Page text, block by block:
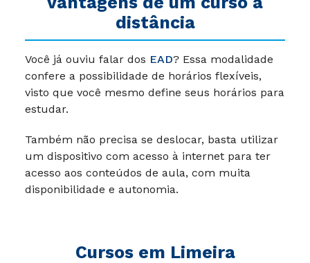
distância
Você já ouviu falar dos EAD? Essa modalidade
confere a possibilidade de horários flexíveis,
visto que você mesmo define seus horários para
estudar.
Também não precisa se deslocar, basta utilizar
um dispositivo com acesso à internet para ter
acesso aos conteúdos de aula, com muita
disponibilidade e autonomia.
Cursos em Limeira